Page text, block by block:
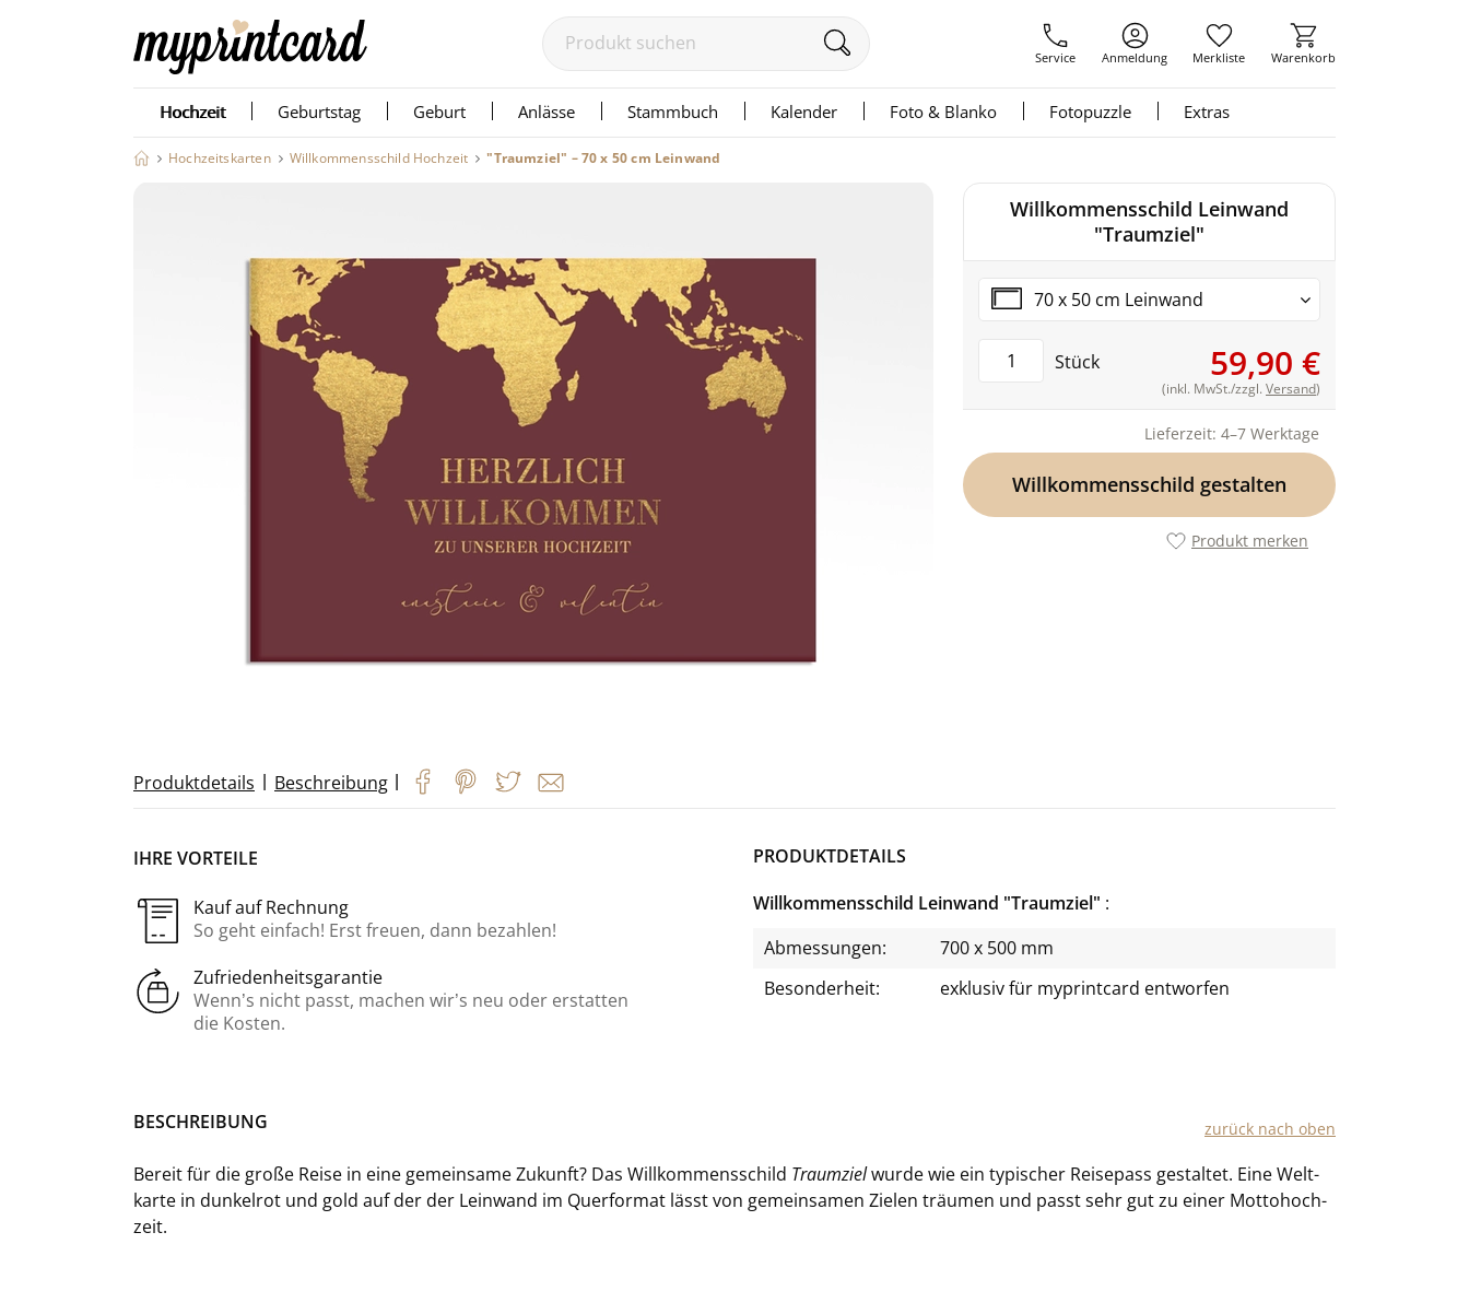
Service Anmeldung Merkliste Warenkorb
Hochzeit Geburtstag Geburt Anlässe Stammbuch Kalender Foto & Blanko Fotopuzzle Extras
Hochzeitskarten Willkommensschild Hochzeit "Traumziel" – 70 x 50 cm Leinwand
Willkommensschild Leinwand
"Traumziel"
70 x 50 cm Leinwand
Stück 59,90 €
(inkl. MwSt./zzgl. Versand)
Lieferzeit: 4–7 Werktage
Willkommensschild gestalten
Produkt merken
Produktdetails | Beschreibung |
IHRE VORTEILE
Kauf auf Rechnung
So geht einfach! Erst freuen, dann bezahlen!
Zufriedenheitsgarantie
Wenn’s nicht passt, machen wir’s neu oder erstatten
die Kosten.
PRODUKTDETAILS
Willkommensschild Leinwand "Traumziel"
Abmessungen:
700 x 500 mm
Besonderheit:
exklusiv für myprintcard entworfen
BE­SCHREI­BUNG zu­rück nach oben
Be­reit für die große Reise in eine ge­mein­sa­me Zu­kunft? Das Will­kom­mens­schild Traum­zielwurde wie ein ty­pi­scher Rei­se­pass ge­stal­tet. Eine Welt­
kar­te in dun­kel­rot und gold auf der der Lein­wand im Quer­for­mat lässt von ge­mein­sa­men Zie­len träu­men und passt sehr gut zu einer Mot­to­hoch­
zeit.